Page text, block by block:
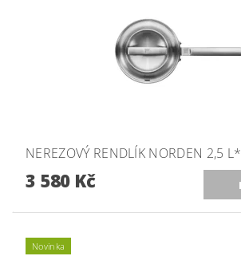
NEREZOVÝ RENDLÍK NORDEN 2,5 L*
3 580 Kč
Novinka